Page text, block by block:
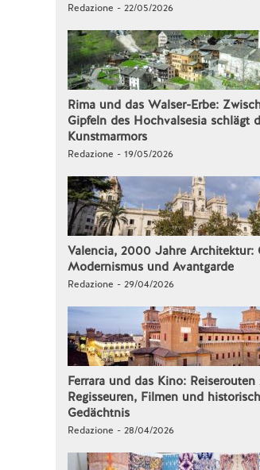
Redazione - 22/05/2026
Rima und das Walser-Erbe:
Gipfeln des Hochvalsesia schlägt
Kunstmarmors
Redazione - 19/05/2026
Valencia, 2000 Jahre Architektur:
Modernismus und Avantgarde
Redazione - 29/04/2026
Ferrara und das Kino: Reiserouten
Regisseuren, Filmen und
Gedächtnis
Redazione - 28/04/2026